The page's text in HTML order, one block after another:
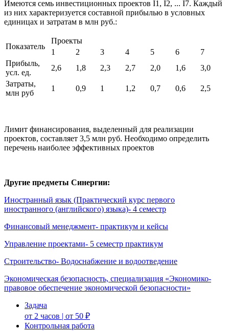
Имеются семь инвестиционных проектов I1, I2, ... I7. Каждый
из них характеризуется составной прибылью в условных
единицах и затратам в млн руб.:
Показатель
Проекты
1
2 3 4 5 6
7
Прибыль,
усл. ед.
2,6 1,8 2,3 2,7 2,0 1,6
3,0
Затраты,
млн руб
1 0,9 1 1,2 0,7 0,6 2,5
Лимит финансирования, выделенный для реализации
проектов, составляет 3,5 млн руб. Необходимо определить
перечень наиболее эффективных проектов
Другие предметы Синергии:
Иностранный язык (Практический курс первого
иностранного (английского) языка)- 4 семестр
Финансовый менеджмент- практикум и кейсы
Управление проектами- 5 семестр практикум
Строительство- Водоснабжение и водоотведение
Экономическая безопасность, специализация «Экономико-
правовое обеспечение экономической безопасности»
Задача
от 2 часов | от 50 ₽
Контрольная работа